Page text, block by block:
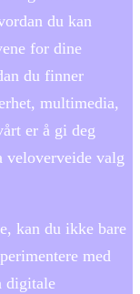
du kan
for dine
du finner
multimedia,
er å gi deg
veloverveide valg
kan du ikke bare
med
digitale